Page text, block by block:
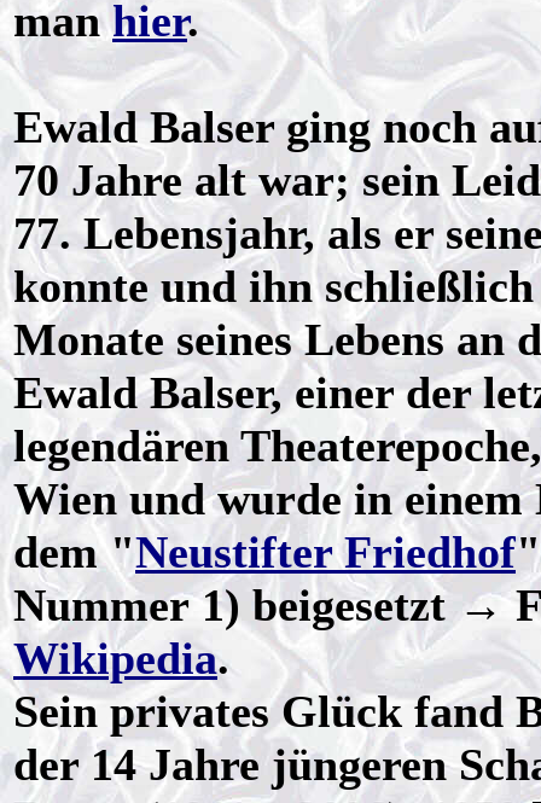
manhier.
Ewald Balser ging noch
70 Jahre alt war; sein
77. Lebensjahr, als er
konnte und ihn
Monate seines Lebens an
Ewald Balser, einer der
legendären
Wien und wurde in
dem "Neustifter Friedhof"
Nummer 1) beigesetzt →
Wikipedia.
Sein privates Glück fand
der 14 Jahre jüngeren